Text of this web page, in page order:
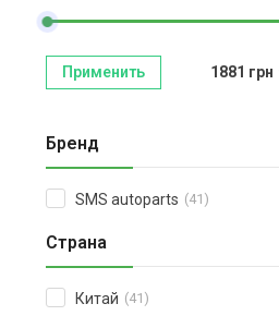
Применить 1881 грн
Бренд
SMS autoparts (41)
Страна
Китай (41)